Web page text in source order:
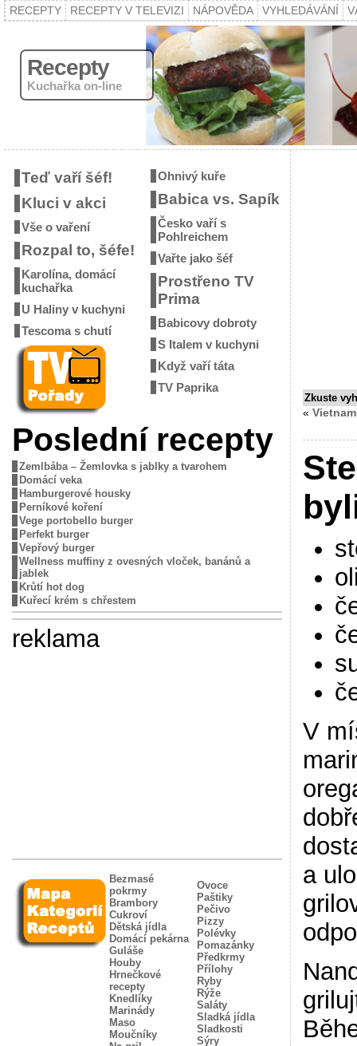
RECEPTY RECEPTY V TELEVIZI NÁPOVĚDA VYHLEDÁVÁNÍ
Recepty
Kuchařka on-line
Teď vaří šéf!
Kluci v akci
Vše o vaření
Rozpal to, šéfe!
Karolína, domácí
kuchařka
U Haliny v kuchyni
Tescoma s chutí
Ohnivý kuře
Babica vs. Sapík
Česko vaří s
Pohlreichem
Vařte jako šéf
Prostřeno TV
Prima
Babicovy dobroty
S Italem v kuchyni
Když vaří táta
TV Paprika
Poslední recepty
Zemlbába – Žemlovka s jablky a tvarohem
Domácí veka
Hamburgerové housky
Perníkové koření
Vege portobello burger
Perfekt burger
Vepřový burger
Wellness muffiny z ovesných vloček, banánů a
jablek
Krůtí hot dog
Kuřecí krém s chřestem
reklama
Bezmasé
pokrmy
Brambory
Cukroví
Dětská jídla
Domácí pekárna
Guláše
Houby
Hrnečkové
recepty
Knedlíky
Marinády
Maso
Moučníky
Ovoce
Paštiky
Pečivo
Pizzy
Polévky
Pomazánky
Předkrmy
Přílohy
Ryby
Rýže
Saláty
Sladká jídla
Sladkosti
Sýry
Zkuste
«
V
a